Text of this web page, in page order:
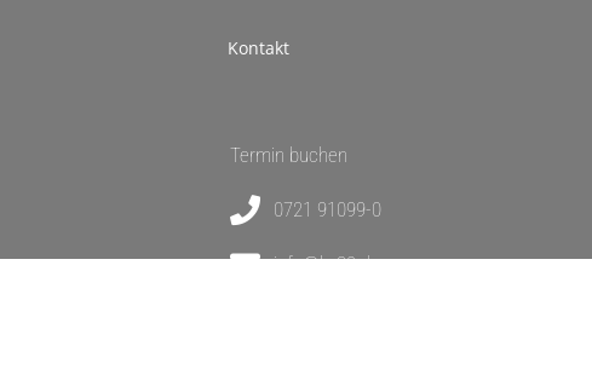
Kontakt
Termin buchen
0721 91099-0
info@lw32.de